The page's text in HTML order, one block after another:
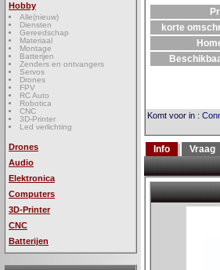
Hobby
Alle(nieuw)
Diensten
Gereedschap
Materiaal
Montage
Batterijen
Zenders en ontvangers
Servos
Drones
FPV
RC Auto
Robotica
CNC
3D-Printer
Led verlichting
Drones
Audio
Elektronica
Computers
3D-Printer
CNC
Batterijen
korte
Komt voor in :
Info Vraag